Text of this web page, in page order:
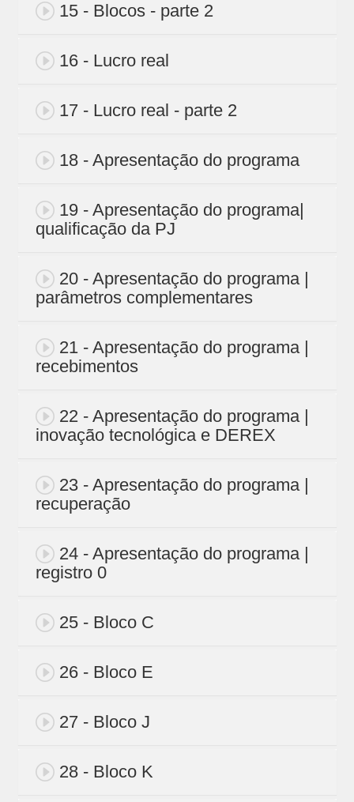
15 - Blocos - parte 2
16 - Lucro real
17 - Lucro real - parte 2
18 - Apresentação do programa
19 - Apresentação do programa|
qualificação da PJ
20 - Apresentação do programa |
parâmetros complementares
21 - Apresentação do programa |
recebimentos
22 - Apresentação do programa |
inovação tecnológica e DEREX
23 - Apresentação do programa |
recuperação
24 - Apresentação do programa |
registro 0
25 - Bloco C
26 - Bloco E
27 - Bloco J
28 - Bloco K